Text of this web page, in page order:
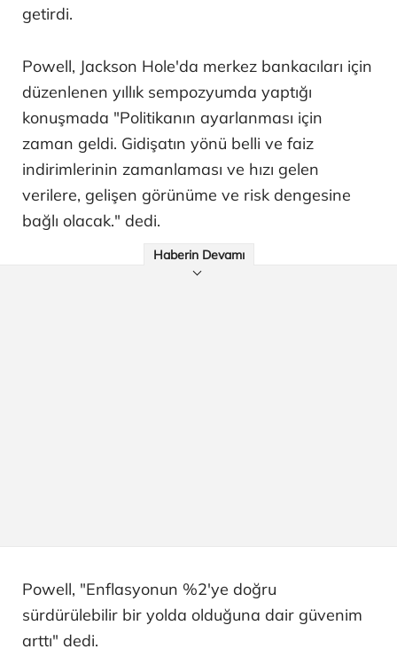
getirdi.
Powell, Jackson Hole'da merkez bankacıları için
düzenlenen yıllık sempozyumda yaptığı
konuşmada "Politikanın ayarlanması için
zaman geldi. Gidişatın yönü belli ve faiz
indirimlerinin zamanlaması ve hızı gelen
verilere, gelişen görünüme ve risk dengesine
bağlı olacak." dedi.
Haberin Devamı
Powell, "Enflasyonun %2'ye doğru
sürdürülebilir bir yolda olduğuna dair güvenim
arttı" dedi.